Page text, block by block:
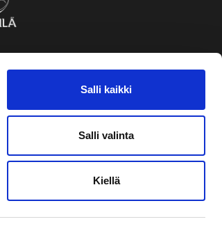
Salli kaikki
Salli valinta
Kiellä
SPORT UUTISKIRJE